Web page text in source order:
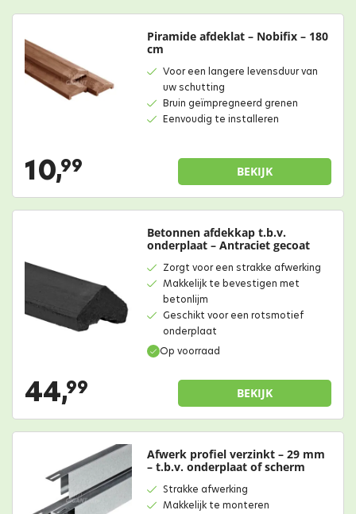
Piramide afdeklat – Nobifix – 180
cm
Voor een langere levensduur van
uw schutting
Bruin geïmpregneerd grenen
Eenvoudig te installeren
10,99 BEKIJK
Op voorraad
Betonnen afdekkap t.b.v.
onderplaat – Antraciet gecoat
Zorgt voor een strakke afwerking
Makkelijk te bevestigen met
betonlijm
Geschikt voor een rotsmotief
onderplaat
44,99 BEKIJK
Afwerk profiel verzinkt – 29 mm
– t.b.v. onderplaat of scherm
Strakke afwerking
Makkelijk te monteren